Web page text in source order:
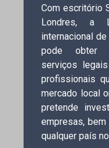
Com escritório
Londres, a
internacional
pode obter
serviços
profissionais
mercado local
pretende
empresas,
qualquer país